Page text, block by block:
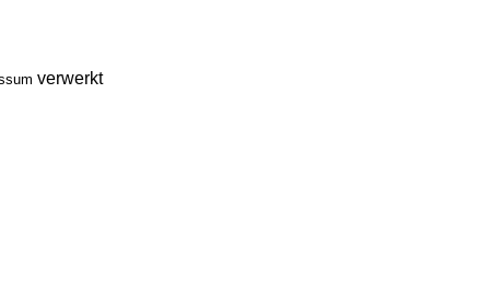
verwerkt